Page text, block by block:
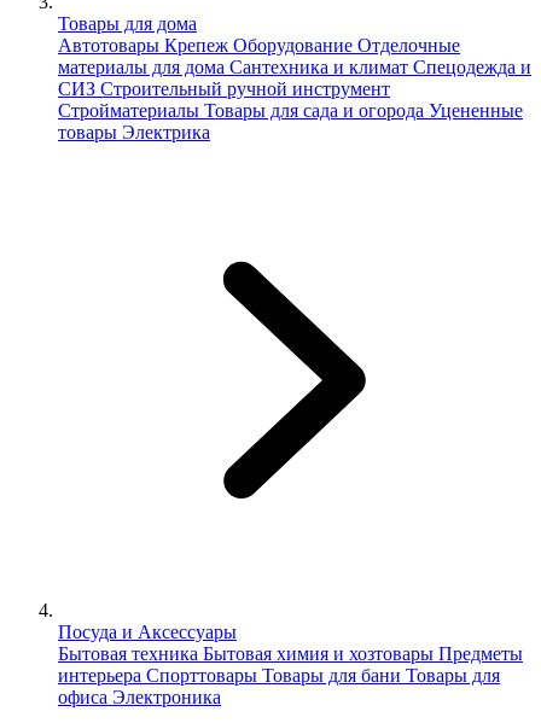
Товары для дома
Автотовары Крепеж Оборудование Отделочные
материалы для дома Сантехника и климат Спецодежда и
СИЗ Строительный ручной инструмент
Стройматериалы Товары для сада и огорода Уцененные
товары Электрика
Посуда и Аксессуары
Бытовая техника Бытовая химия и хозтовары Предметы
интерьера Спорттовары Товары для бани Товары для
офиса Электроника